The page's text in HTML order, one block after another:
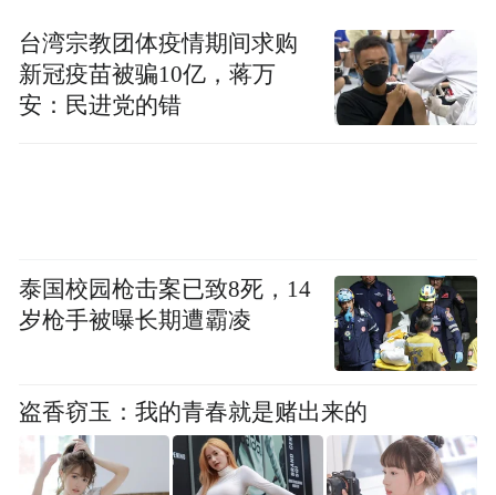
台湾宗教团体疫情期间求购
新冠疫苗被骗10亿，蒋万
安：民进党的错
泰国校园枪击案已致8死，14
岁枪手被曝长期遭霸凌
盗香窃玉：我的青春就是赌出来的